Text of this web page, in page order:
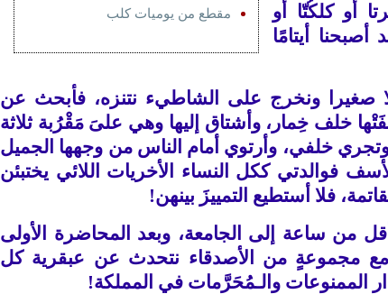
مقطع من يوميات كلب
أو كلكُتّا أو
أصبحنا أيتامًا
صغيرا ونخرج على الشاطيء نتنزه، فأبحث عن
خلف خِمار، وأشتاق إليها وهي علىَ مَقْرُبة ثلاثة
خلفي، وأرتوي أمام الناس من وجهها الجميل
فوالدتي ككل النساء الأخريات اللائي يختبئن
فلا أستطيع التمييزَ بينهن!
من ساعة إلى الجامعة، وبعد المحاضرة الأولى
مجموعةٍ من الأصدقاء نتحدث عن عبقرية كل
الممنوعات والـمُحَرَّمات في المملكة!